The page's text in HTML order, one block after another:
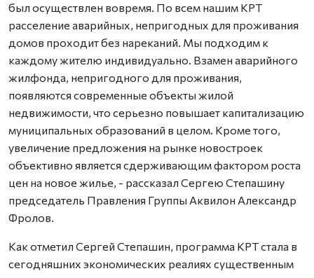
был осуществлен вовремя. По всем нашим КРТ
расселение аварийных, непригодных для проживания
домов проходит без нареканий. Мы подходим к
каждому жителю индивидуально. Взамен аварийного
жилфонда, непригодного для проживания,
появляются современные объекты жилой
недвижимости, что серьезно повышает капитализацию
муниципальных образований в целом. Кроме того,
увеличение предложения на рынке новостроек
объективно является сдерживающим фактором роста
цен на новое жилье, - рассказал Сергею Степашину
председатель Правления Группы Аквилон Александр
Фролов.
Как отметил Сергей Степашин, программа КРТ стала в
сегодняшних экономических реалиях существенным